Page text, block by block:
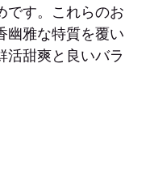
です。これらのお
幽雅な特質を覆い
活甜爽と良いバラ